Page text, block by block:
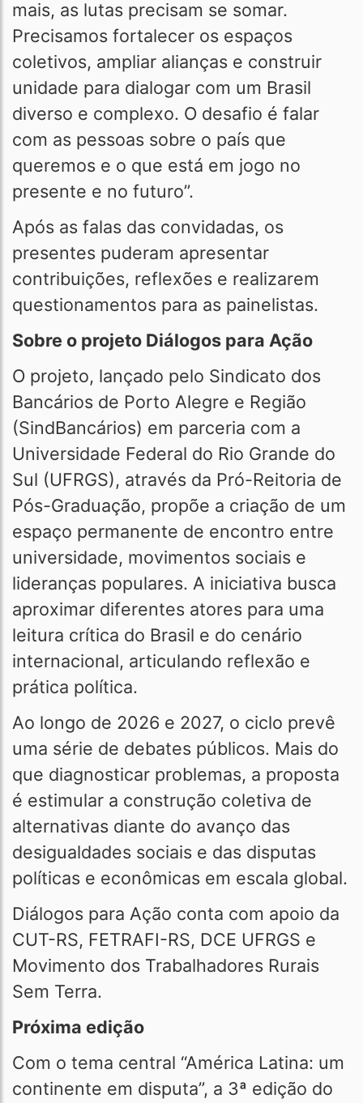
mais, as lutas precisam se somar.
Precisamos fortalecer os espaços
coletivos, ampliar alianças e construir
unidade para dialogar com um Brasil
diverso e complexo. O desafio é falar
com as pessoas sobre o país que
queremos e o que está em jogo no
presente e no futuro”.
Após as falas das convidadas, os
presentes puderam apresentar
contribuições, reflexões e realizarem
questionamentos para as painelistas.
Sobre o projeto Diálogos para Ação
O projeto, lançado pelo Sindicato dos
Bancários de Porto Alegre e Região
(SindBancários) em parceria com a
Universidade Federal do Rio Grande do
Sul (UFRGS), através da Pró-Reitoria de
Pós-Graduação, propõe a criação de um
espaço permanente de encontro entre
universidade, movimentos sociais e
lideranças populares. A iniciativa busca
aproximar diferentes atores para uma
leitura crítica do Brasil e do cenário
internacional, articulando reflexão e
prática política.
Ao longo de 2026 e 2027, o ciclo prevê
uma série de debates públicos. Mais do
que diagnosticar problemas, a proposta
é estimular a construção coletiva de
alternativas diante do avanço das
desigualdades sociais e das disputas
políticas e econômicas em escala global.
Diálogos para Ação conta com apoio da
CUT-RS, FETRAFI-RS, DCE UFRGS e
Movimento dos Trabalhadores Rurais
Sem Terra.
Próxima edição
Com o tema central “América Latina: um
continente em disputa”, a 3ª edição do